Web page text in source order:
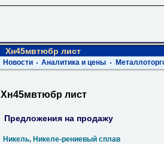
Хн45мвтюбр лист
Новости Аналитика и цены
Хн45мвтюбр лист
Предложения на продажу
Никель, Никеле-рениевый сплав